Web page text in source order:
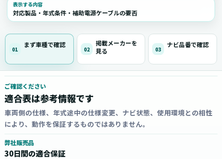
表示する内容
対応製品・年式条件・補助電源ケーブルの要否
01
まず車種で確認
02
掲載メーカーを
見る
03
ナビ品番で確認
ご確認ください
適合表は参考情報です
車両側の仕様、年式途中の仕様変更、ナビ状態、使用環境との相性
により、動作を保証するものではありません。
弊社販売品
30日間の適合保証